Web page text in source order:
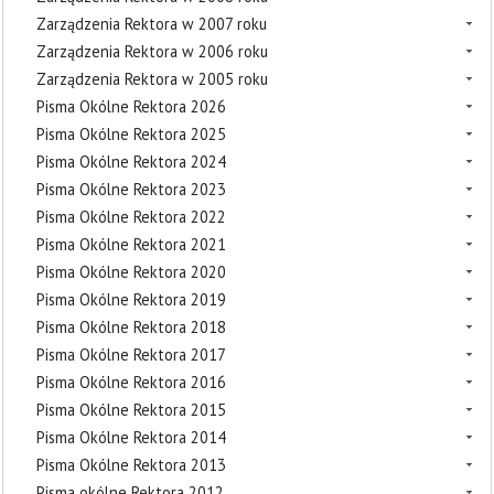
Zarządzenia Rektora w 2007 roku
Zarządzenia Rektora w 2006 roku
Zarządzenia Rektora w 2005 roku
Pisma Okólne Rektora 2026
Pisma Okólne Rektora 2025
Pisma Okólne Rektora 2024
Pisma Okólne Rektora 2023
Pisma Okólne Rektora 2022
Pisma Okólne Rektora 2021
Pisma Okólne Rektora 2020
Pisma Okólne Rektora 2019
Pisma Okólne Rektora 2018
Pisma Okólne Rektora 2017
Pisma Okólne Rektora 2016
Pisma Okólne Rektora 2015
Pisma Okólne Rektora 2014
Pisma Okólne Rektora 2013